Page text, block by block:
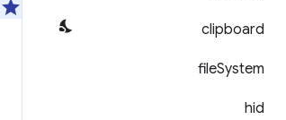
clipboard
fileSystem
hid